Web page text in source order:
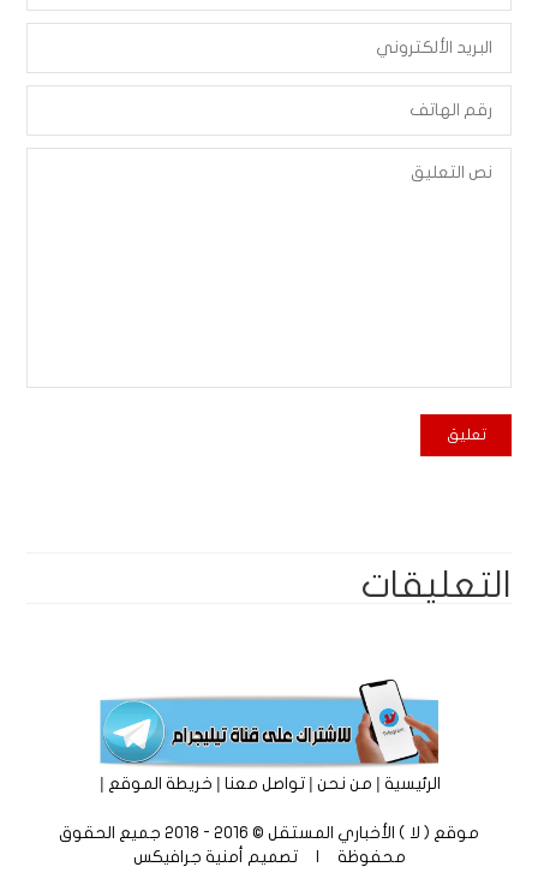
التعليقات
الرئيسية|من نحن|تواصل معنا|خريطة الموقع |
موقع ( لا ) الأخباري المستقل © 2016 - 2018 جميع الحقوق
محفوظة | تصميم أمنية جرافيكس